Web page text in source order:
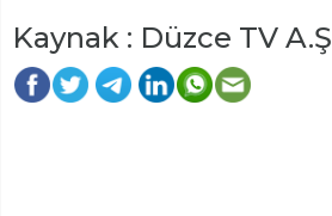
Kaynak : Düzce TV A.Ş